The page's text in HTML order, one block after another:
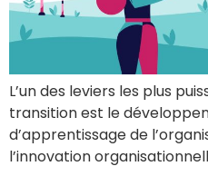
L’un des leviers les plus
transition est le
d’apprentissage de
l’innovation